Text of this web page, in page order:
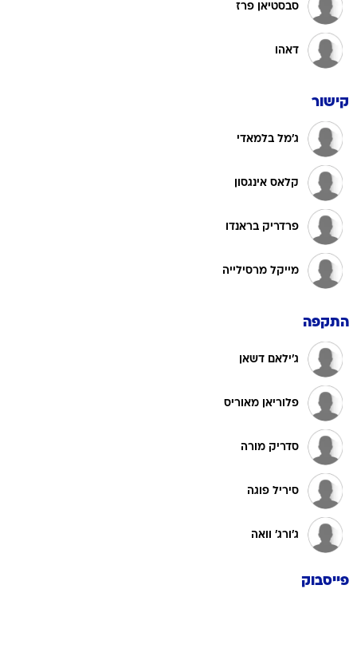
סבסטיאן פרז
דאהו
קישור
ג'מל בלמאדי
קלאס אינגסון
פרדריק בראנדו
מייקל מרסילייה
התקפה
ג'ילאם דשאן
פלוריאן מאוריס
סדריק מורה
סיריל פוגה
ג'ורג' וואה
פייסבוק